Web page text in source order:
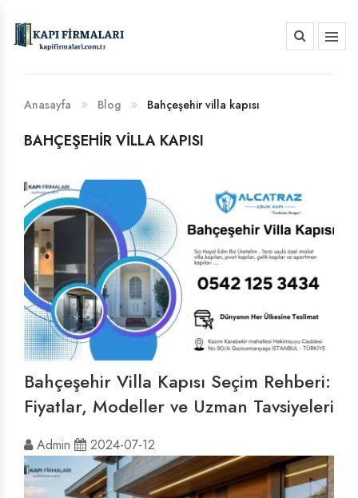
BANKA HESAP NUMARALARIMIZ
Anasayfa Blog Bahçeşehir villa kapısı
BAHÇEŞEHIR VILLA KAPISI
Bahçeşehir Villa Kapısı Seçim Rehberi:
Fiyatlar, Modeller ve Uzman Tavsiyeleri
Admin 2024-07-12